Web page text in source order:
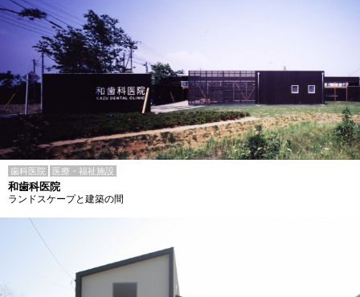
歯科医院 医療・福祉施設
和歯科医院
ランドスケープと建築の間